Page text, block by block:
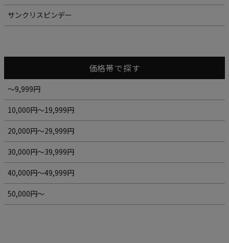
サンクリスピンデー
価格帯で探す
～9,999円
10,000円～19,999円
20,000円～29,999円
30,000円～39,999円
40,000円～49,999円
50,000円～